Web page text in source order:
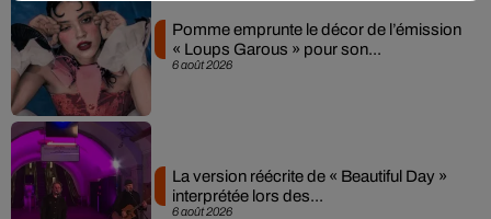
6 août 2026
Pomme emprunte le décor de l’émission
« Loups Garous » pour son...
6 août 2026
La version réécrite de « Beautiful Day »
interprétée lors des...